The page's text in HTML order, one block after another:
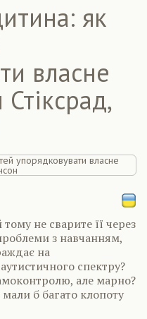
як
власне
не сварите її через
з навчанням,
на
спектру?
але марно?
б багато клопоту